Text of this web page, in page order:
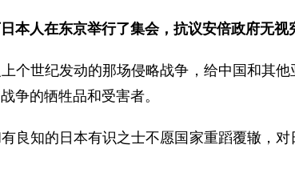
本人在东京举行了集会，抗议安倍政府无
世纪发动的那场侵略战争，给中国和其他
争的牺牲品和受害者。
知的日本有识之士不愿国家重蹈覆辙，对